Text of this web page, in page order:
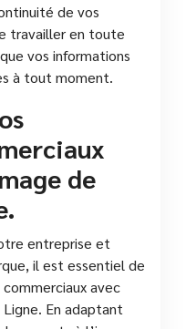
de vos
travailler en toute
vos informations
à tout moment.
de
entreprise et
il est essentiel de
avec
En adaptant